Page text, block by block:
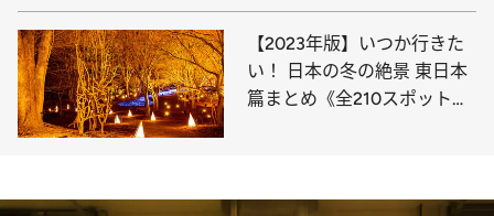
【2023年版】いつか行きた
い！ 日本の冬の絶景 東日本
篇まとめ《全210スポット》